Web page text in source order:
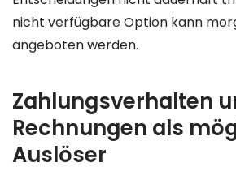
nicht verfügbare Option kann
angeboten werden.
Zahlungsverhalten
Rechnungen als
Auslöser